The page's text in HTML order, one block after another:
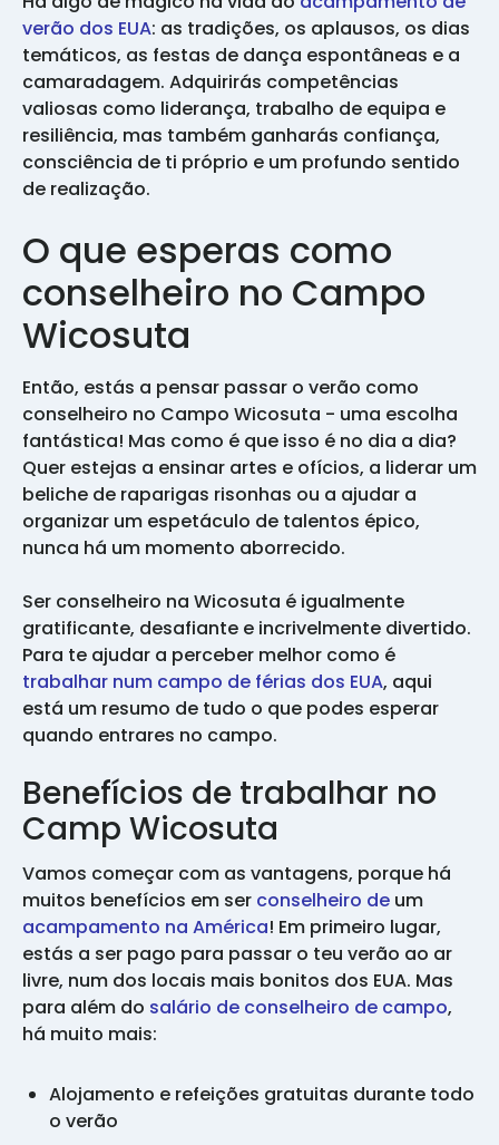
verão dos EUA: as tradições, os aplausos, os dias
temáticos, as festas de dança espontâneas e a
camaradagem. Adquirirás competências
valiosas como liderança, trabalho de equipa e
resiliência, mas também ganharás confiança,
consciência de ti próprio e um profundo sentido
de realização.
O que esperas como
conselheiro no Campo
Wicosuta
Então, estás a pensar passar o verão como
conselheiro no Campo Wicosuta - uma escolha
fantástica! Mas como é que isso é no dia a dia?
Quer estejas a ensinar artes e ofícios, a liderar um
beliche de raparigas risonhas ou a ajudar a
organizar um espetáculo de talentos épico,
nunca há um momento aborrecido.
Ser conselheiro na Wicosuta é igualmente
gratificante, desafiante e incrivelmente divertido.
Para te ajudar a perceber melhor como é
trabalhar num campo de férias dos EUA, aqui
está um resumo de tudo o que podes esperar
quando entrares no campo.
Benefícios de trabalhar no
Camp Wicosuta
Vamos começar com as vantagens, porque há
muitos benefícios em ser conselheiro de um
acampamento na América! Em primeiro lugar,
estás a ser pago para passar o teu verão ao ar
livre, num dos locais mais bonitos dos EUA. Mas
para além do salário de conselheiro de campo,
há muito mais:
Alojamento e refeições gratuitas durante todo
o verão